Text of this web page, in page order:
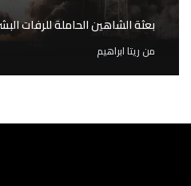
بعثة الشاهين الحاملة للرفات
من ريتا ابراهيم